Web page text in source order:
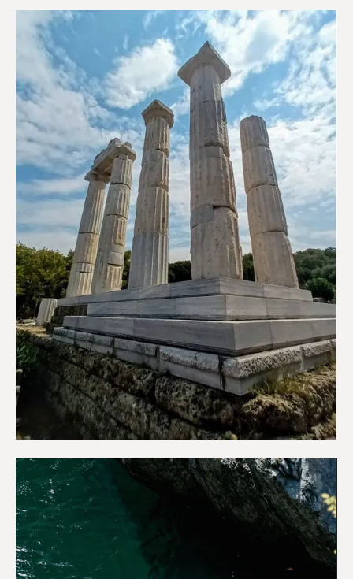
Αξιοθέατα